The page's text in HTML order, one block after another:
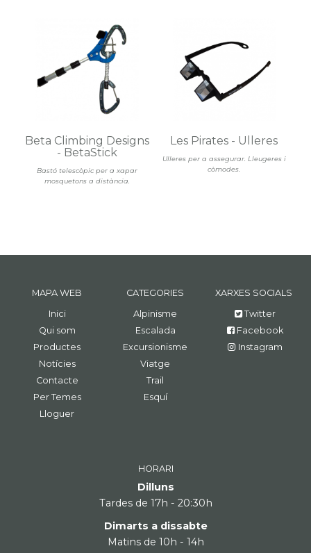
Bastó telescòpic per a xapar
mosquetons a distància.
Beta Climbing Designs
- BetaStick
Ulleres per a assegurar. Lleugeres i
còmodes.
Les Pirates - Ulleres
MAPA WEB
Inici
Qui som
Productes
Notícies
Contacte
Per Temes
Lloguer
CATEGORIES
Alpinisme
Escalada
Excursionisme
Viatge
Trail
Esquí
XARXES SOCIALS
Twitter
Facebook
Instagram
HORARI
Dilluns
Tardes de 17h - 20:30h
Dimarts a dissabte
Matins de 10h - 14h